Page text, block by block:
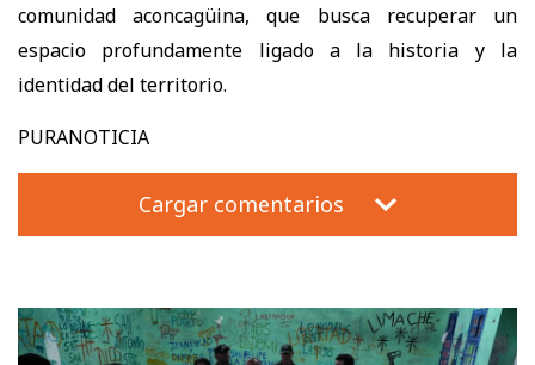
comunidad aconcagüina, que busca recuperar un
espacio profundamente ligado a la historia y la
identidad del territorio.
PURANOTICIA
Cargar comentarios